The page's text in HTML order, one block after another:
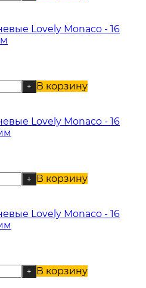
Lovely Monaco - 16
+ В корзину
Lovely Monaco - 16
+ В корзину
Lovely Monaco - 16
+ В корзину